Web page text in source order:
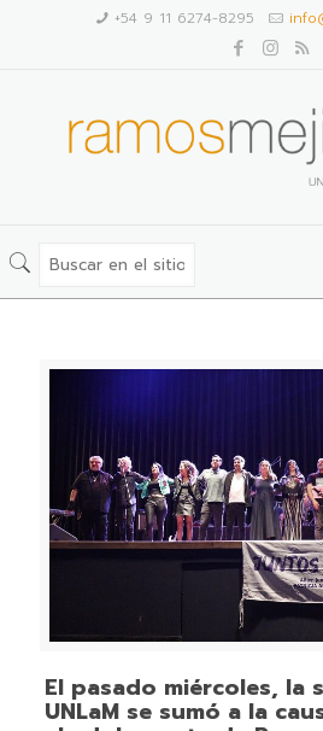
+54 9 11 6274-8295
El pasado miércoles, la
UNLaM se sumó a la